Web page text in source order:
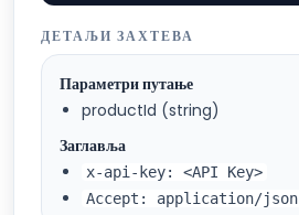
ДЕТАЉИ ЗАХТЕВА
Параметри путање
productId (string)
Заглавља
x-api-key: <API Key>
Accept: application/json